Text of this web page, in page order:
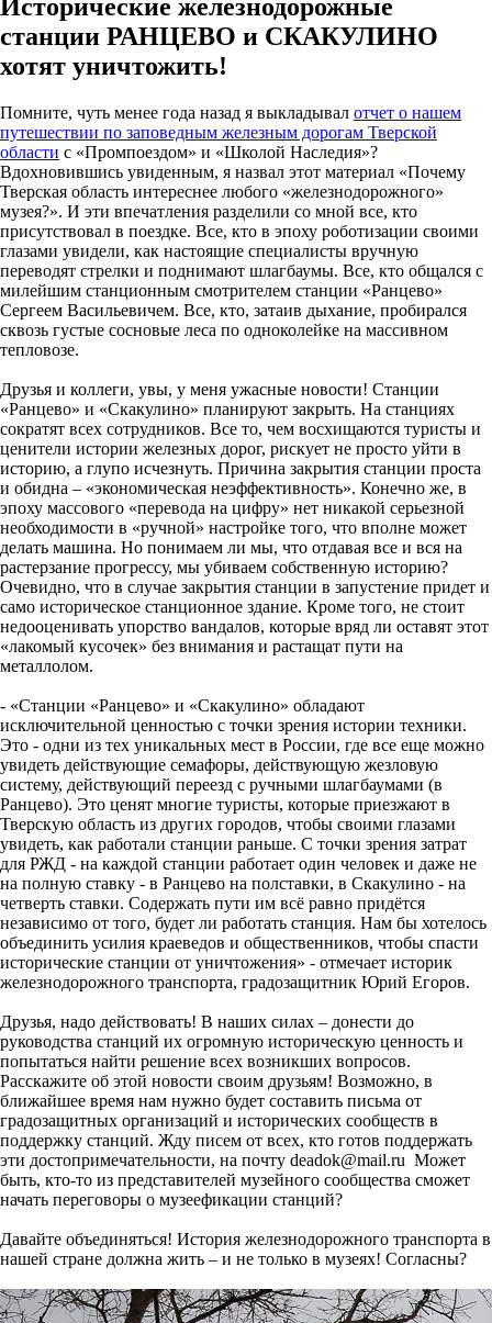
Исторические железнодорожные
станции РАНЦЕВО и СКАКУЛИНО
хотят уничтожить!
Помните, чуть менее года назад я выкладывал отчет о нашем
путешествии по заповедным железным дорогам Тверской
области с «Промпоездом» и «Школой Наследия»?
Вдохновившись увиденным, я назвал этот материал «Почему
Тверская область интереснее любого «железнодорожного»
музея?». И эти впечатления разделили со мной все, кто
присутствовал в поездке. Все, кто в эпоху роботизации своими
глазами увидели, как настоящие специалисты вручную
переводят стрелки и поднимают шлагбаумы. Все, кто общался с
милейшим станционным смотрителем станции «Ранцево»
Сергеем Васильевичем. Все, кто, затаив дыхание, пробирался
сквозь густые сосновые леса по одноколейке на массивном
тепловозе.
Друзья и коллеги, увы, у меня ужасные новости! Станции
«Ранцево» и «Скакулино» планируют закрыть. На станциях
сократят всех сотрудников. Все то, чем восхищаются туристы и
ценители истории железных дорог, рискует не просто уйти в
историю, а глупо исчезнуть. Причина закрытия станции проста
и обидна – «экономическая неэффективность». Конечно же, в
эпоху массового «перевода на цифру» нет никакой серьезной
необходимости в «ручной» настройке того, что вполне может
делать машина. Но понимаем ли мы, что отдавая все и вся на
растерзание прогрессу, мы убиваем собственную историю?
Очевидно, что в случае закрытия станции в запустение придет и
само историческое станционное здание. Кроме того, не стоит
недооценивать упорство вандалов, которые вряд ли оставят этот
«лакомый кусочек» без внимания и растащат пути на
металлолом.
- «Станции «Ранцево» и «Скакулино» обладают
исключительной ценностью с точки зрения истории техники.
Это - одни из тех уникальных мест в России, где все еще можно
увидеть действующие семафоры, действующую жезловую
систему, действующий переезд с ручными шлагбаумами (в
Ранцево). Это ценят многие туристы, которые приезжают в
Тверскую область из других городов, чтобы своими глазами
увидеть, как работали станции раньше. С точки зрения затрат
для РЖД - на каждой станции работает один человек и даже не
на полную ставку - в Ранцево на полставки, в Скакулино - на
четверть ставки. Содержать пути им всё равно придётся
независимо от того, будет ли работать станция. Нам бы хотелось
объединить усилия краеведов и общественников, чтобы спасти
исторические станции от уничтожения» - отмечает историк
железнодорожного транспорта, градозащитник Юрий Егоров.
Друзья, надо действовать! В наших силах – донести до
руководства станций их огромную историческую ценность и
попытаться найти решение всех возникших вопросов.
Расскажите об этой новости своим друзьям! Возможно, в
ближайшее время нам нужно будет составить письма от
градозащитных организаций и исторических сообществ в
поддержку станций. Жду писем от всех, кто готов поддержать
эти достопримечательности, на почту deadok@mail.ru Может
быть, кто-то из представителей музейного сообщества сможет
начать переговоры о музеефикации станций?
Давайте объединяться! История железнодорожного транспорта в
нашей стране должна жить – и не только в музеях! Согласны?